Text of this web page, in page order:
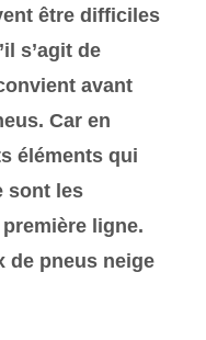
être difficiles
s’agit de
avant
Car en
éléments qui
sont les
ligne.
de pneus neige